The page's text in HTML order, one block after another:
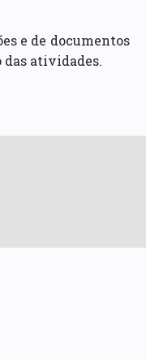
e de documentos
atividades.